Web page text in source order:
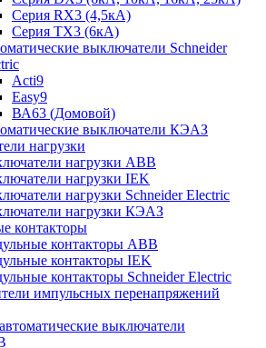
Серия RX3 (4,5кА)
Серия TX3 (6кА)
выключатели Schneider
Acti9
Easy9
ВА63 (Домовой)
выключатели КЭАЗ
нагрузки
нагрузки ABB
нагрузки IEK
нагрузки Schneider Electric
нагрузки КЭАЗ
контакторы
контакторы ABB
контакторы IEK
контакторы Schneider Electric
импульсных перенапряжений
выключатели